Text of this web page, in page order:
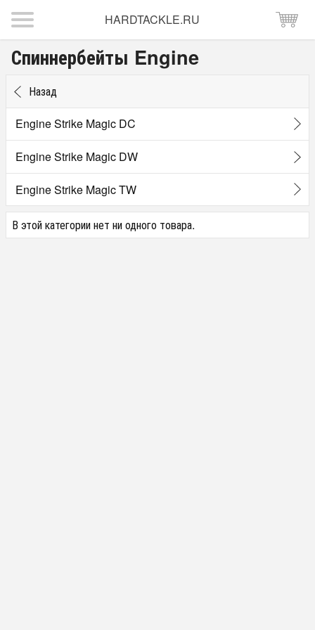
HARDTACKLE.RU
Спиннербейты Engine
Назад
Engine Strike Magic DC
Engine Strike Magic DW
Engine Strike Magic TW
В этой категории нет ни одного товара.